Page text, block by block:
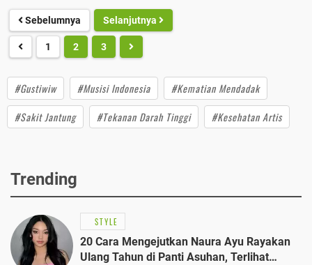
Sebelumnya Selanjutnya
1 2 3
#Gustiwiw #Musisi Indonesia
#Kematian Mendadak
#Sakit Jantung
#Tekanan Darah Tinggi #Kesehatan Artis
Trending
STYLE
20 Cara Mengejutkan Naura Ayu Rayakan
Ulang Tahun di Panti Asuhan, Terlihat